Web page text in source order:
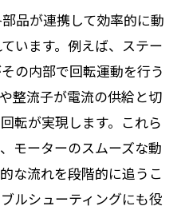
仕組みを構造から解
際の構造的ポイント
正逆回転を支える理
用で回転方向を自在
品が連携して効率的に動
います。例えば、ステー
の内部で回転運動を行う
整流子が電流の供給と切
転が実現します。これら
モーターのスムーズな動
な流れを段階的に追うこ
ルシューティングにも役